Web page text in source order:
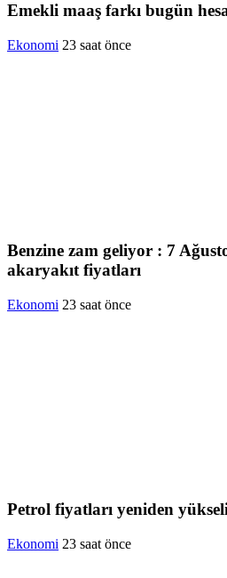
Emekli maaş farkı bugün
Ekonomi 23 saat önce
Benzine zam geliyor : 7
akaryakıt fiyatları
Ekonomi 23 saat önce
Petrol fiyatları yeniden
Ekonomi 23 saat önce